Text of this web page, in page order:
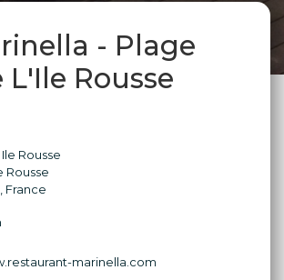
- Plage
L'Ile Rousse
Rousse
Rousse
, France
marinella.com